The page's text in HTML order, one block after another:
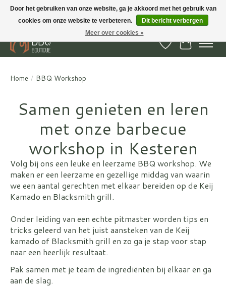
BBQ Boutique - Gratis verzenden en afhalen in Hedel en Kesteren
Verlanglijst
Home / BBQ Workshop
Samen genieten en leren
met onze barbecue
workshop in Kesteren
Volg bij ons een leuke en leerzame BBQ workshop. We
maken er een leerzame en gezellige middag van waarin
we een aantal gerechten met elkaar bereiden op de Keij
Kamado en Blacksmith grill.
Onder leiding van een echte pitmaster worden tips en
tricks geleerd van het juist aansteken van de Keij
kamado of Blacksmith grill en zo ga je stap voor stap
naar een heerlijk resultaat.
Pak samen met je team de ingrediënten bij elkaar en ga
aan de slag.
Door het gebruiken van onze website, ga je akkoord met het gebruik van
cookies om onze website te verbeteren.
Dit bericht verbergen
Meer over cookies »